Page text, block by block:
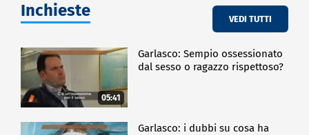
Inchieste VEDI TUTTI
05:41
Garlasco: Sempio ossessionato
dal sesso o ragazzo rispettoso?
Garlasco: i dubbi su cosa ha